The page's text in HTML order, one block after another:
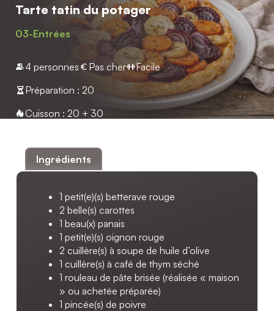
Tarte tatin du potager
03-Entrées
4 personnes Pas cher
Facile
Préparation : 20
Cuisson : 20 + 30
Ingrédients
1 petit(e)(s) betterave rouge
2 belle(s) carottes
1 beau(x) panais
1 petit(e)(s) oignon rouge
2 cuillère(s) à soupe de huile d’olive
1 cuillère(s) à café de thym séché
1 rouleau de pâte brisée (réalisée « maison
» ou achetée préparée)
1 pincée(s) de poivre